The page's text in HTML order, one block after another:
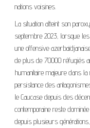
nations voisines.
La situation atteint son
septembre 2023, lorsque
une offensive
de plus de 70000 réfugiés
humanitaire majeure dans
persistance des
le Caucase depuis des
contemporaine reste
depuis plusieurs